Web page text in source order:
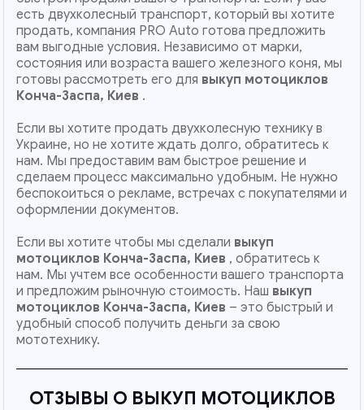
есть двухколесный транспорт, который вы хотите
продать, компания PRO Auto готова предложить
вам выгодные условия. Независимо от марки,
состояния или возраста вашего железного коня, мы
готовы рассмотреть его для выкуп мотоциклов
Конча-Заспа, Киев .
Если вы хотите продать двухколесную технику в
Украине, но не хотите ждать долго, обратитесь к
нам. Мы предоставим вам быстрое решение и
сделаем процесс максимально удобным. Не нужно
беспокоиться о рекламе, встречах с покупателями и
оформлении документов.
Если вы хотите чтобы мы сделали выкуп
мотоциклов Конча-Заспа, Киев , обратитесь к
нам. Мы учтем все особенности вашего транспорта
и предложим рыночную стоимость. Наш выкуп
мотоциклов Конча-Заспа, Киев – это быстрый и
удобный способ получить деньги за свою
мототехнику.
ОТЗЫВЫ О ВЫКУП МОТОЦИКЛОВ